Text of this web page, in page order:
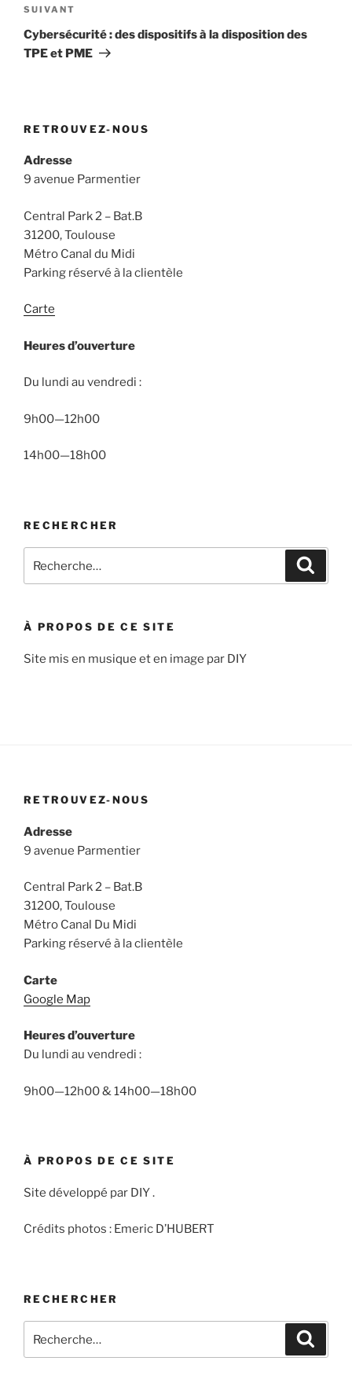
Article
suivant
SUIVANT
Cybersécurité : des dispositifs à la disposition des
TPE et PME
RETROUVEZ-NOUS
Adresse
9 avenue Parmentier
Central Park 2 – Bat.B
31200, Toulouse
Métro Canal du Midi
Parking réservé à la clientèle
Carte
Heures d’ouverture
Du lundi au vendredi :
9h00—12h00
14h00—18h00
RECHERCHER
pour
À PROPOS DE CE SITE
Site mis en musique et en image par DIY
RETROUVEZ-NOUS
Adresse
9 avenue Parmentier
Central Park 2 – Bat.B
31200, Toulouse
Métro Canal Du Midi
Parking réservé à la clientèle
Carte
Google Map
Heures d’ouverture
Du lundi au vendredi :
9h00—12h00 & 14h00—18h00
À PROPOS DE CE SITE
Site développé par DIY .
Crédits photos : Emeric D’HUBERT
RECHERCHER
pour